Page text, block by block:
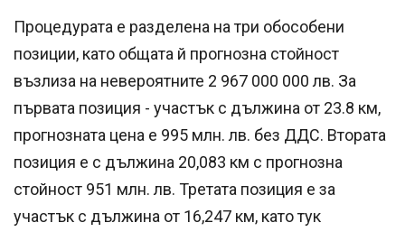
Процедурата е разделена на три обособени
позиции, като общата й прогнозна стойност
възлиза на невероятните 2 967 000 000 лв. За
първата позиция - участък с дължина от 23.8 км,
прогнозната цена е 995 млн. лв. без ДДС. Втората
позиция е с дължина 20,083 км с прогнозна
стойност 951 млн. лв. Третата позиция е за
участък с дължина от 16,247 км, като тук